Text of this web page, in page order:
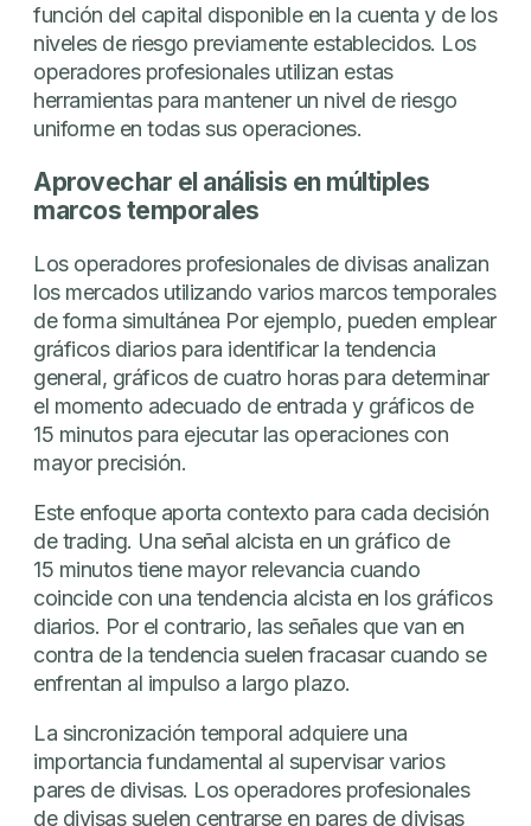
función del capital disponible en la cuenta y de los
niveles de riesgo previamente establecidos. Los
operadores profesionales utilizan estas
herramientas para mantener un nivel de riesgo
uniforme en todas sus operaciones.
Aprovechar el análisis en múltiples
marcos temporales
Los operadores profesionales de divisas analizan
los mercados utilizando varios marcos temporales
de forma simultánea Por ejemplo, pueden emplear
gráficos diarios para identificar la tendencia
general, gráficos de cuatro horas para determinar
el momento adecuado de entrada y gráficos de
15 minutos para ejecutar las operaciones con
mayor precisión.
Este enfoque aporta contexto para cada decisión
de trading. Una señal alcista en un gráfico de
15 minutos tiene mayor relevancia cuando
coincide con una tendencia alcista en los gráficos
diarios. Por el contrario, las señales que van en
contra de la tendencia suelen fracasar cuando se
enfrentan al impulso a largo plazo.
La sincronización temporal adquiere una
importancia fundamental al supervisar varios
pares de divisas. Los operadores profesionales
de divisas suelen centrarse en pares de divisas